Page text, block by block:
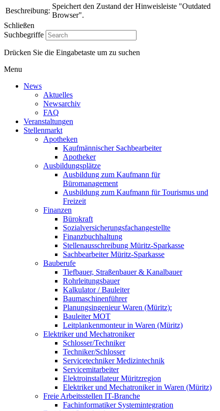
Beschreibung:
Speichert den Zustand der Hinweisleiste "Outdated
Browser".
Schließen
Suchbegriffe
Drücken Sie die Eingabetaste um zu suchen
Menu
News
Aktuelles
Newsarchiv
FAQ
Veranstaltungen
Stellenmarkt
Apotheken
Kaufmännischer Sachbearbeiter
Apotheker
Ausbildungsplätze
Ausbildung zum Kaufmann für
Büromanagement
Ausbildung zum Kaufmann für Tourismus und
Freizeit
Finanzen
Bürokraft
Sozialversicherungsfachangestellte
Finanzbuchhaltung
Stellenausschreibung Müritz-Sparkasse
Sachbearbeiter Müritz-Sparkasse
Bauberufe
Tiefbauer, Straßenbauer & Kanalbauer
Rohrleitungsbauer
Kalkulator / Bauleiter
Baumaschinenführer
Planungsingenieur Waren (Müritz):
Bauleiter MOT
Leitplankenmonteur in Waren (Müritz)
Elektriker und Mechatroniker
Schlosser/Techniker
Techniker/Schlosser
Servicetechniker Medizintechnik
Servicemitarbeiter
Elektroinstallateur Müritzregion
Elektriker und Mechatroniker in Waren (Müritz)
Freie Arbeitsstellen IT-Branche
Fachinformatiker Systemintegration